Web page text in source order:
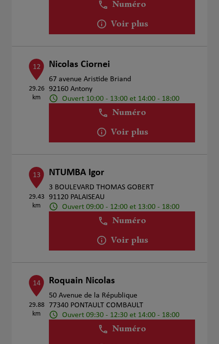
Numéro
Voir plus
12
29.26
km
Nicolas Ciornei
67 avenue Aristide Briand
92160 Antony
Ouvert 10:00 - 13:00 et 14:00 - 18:00
Numéro
Voir plus
13
29.43
km
NTUMBA Igor
3 BOULEVARD THOMAS GOBERT
91120 PALAISEAU
Ouvert 09:00 - 12:00 et 13:00 - 18:00
Numéro
Voir plus
14
29.88
km
Roquain Nicolas
50 Avenue de la République
77340 PONTAULT COMBAULT
Ouvert 09:30 - 12:30 et 14:00 - 18:00
Numéro